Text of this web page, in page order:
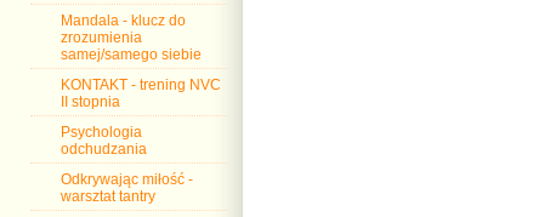
Mandala - klucz do
zrozumienia
samej/samego siebie
KONTAKT - trening NVC
II stopnia
Psychologia
odchudzania
Odkrywając miłość -
warsztat tantry